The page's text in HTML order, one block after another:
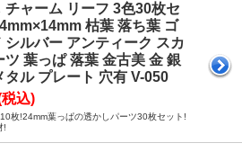
チャーム リーフ 3色30枚セ
枯葉 落ち葉 ゴ
シルバー アンティーク スカ
ツ 葉っぱ 落葉 金古美 金 銀
タル プレート 穴有 V-050
込)
枚!24mm葉っぱの透かしパーツ30枚セット!
!